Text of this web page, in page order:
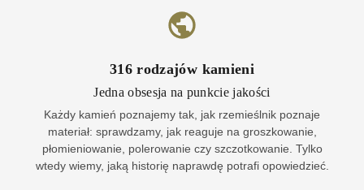
316 rodzajów kamieni
Jedna obsesja na punkcie jakości
Każdy kamień poznajemy tak, jak rzemieślnik poznaje
materiał: sprawdzamy, jak reaguje na groszkowanie,
płomieniowanie, polerowanie czy szczotkowanie. Tylko
wtedy wiemy, jaką historię naprawdę potrafi opowiedzieć.